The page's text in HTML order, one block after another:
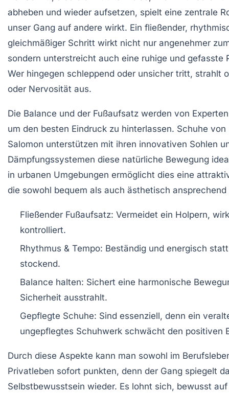
abheben und wieder aufsetzen, spielt eine zentrale
unser Gang auf andere wirkt. Ein fließender,
gleichmäßiger Schritt wirkt nicht nur angenehmer
sondern unterstreicht auch eine ruhige und gefasste
Wer hingegen schleppend oder unsicher tritt, strahlt
oder Nervosität aus.
Die Balance und der Fußaufsatz werden von
um den besten Eindruck zu hinterlassen. Schuhe von
Salomon unterstützen mit ihren innovativen Sohlen
Dämpfungssystemen diese natürliche Bewegung
in urbanen Umgebungen ermöglicht dies eine
die sowohl bequem als auch ästhetisch ansprechend
Fließender Fußaufsatz: Vermeidet ein Holpern,
kontrolliert.
Rhythmus & Tempo: Beständig und energisch
stockend.
Balance halten: Sichert eine harmonische
Sicherheit ausstrahlt.
Gepflegte Schuhe: Sind essenziell, denn ein
ungepflegtes Schuhwerk schwächt den positiven
Durch diese Aspekte kann man sowohl im
Privatleben sofort punkten, denn der Gang spiegelt
Selbstbewusstsein wieder. Es lohnt sich, bewusst